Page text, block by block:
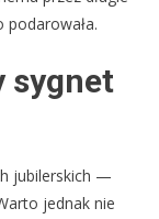
sygnet
jubilerskich —
jednak nie